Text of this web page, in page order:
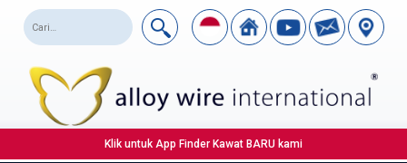
Klik untuk App Finder Kawat BARU kami